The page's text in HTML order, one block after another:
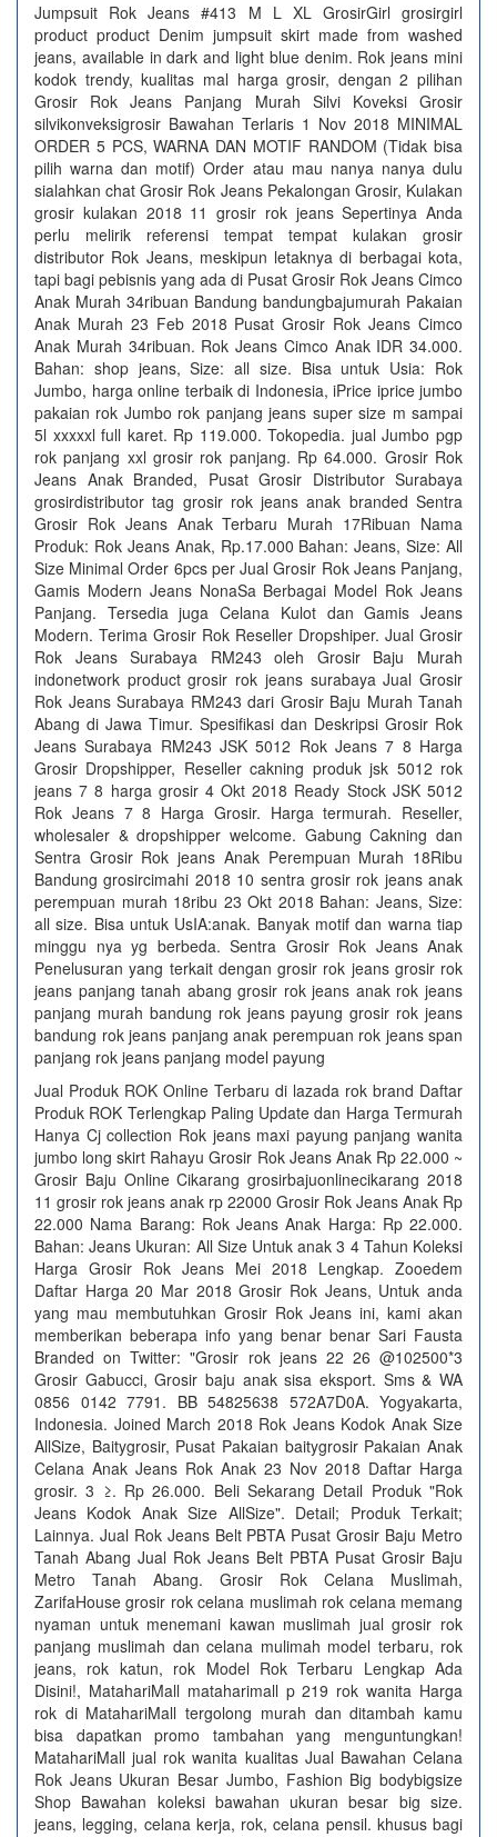
Jumpsuit Rok Jeans #413 M L XL GrosirGirl grosirgirl
product product Denim jumpsuit skirt made from washed
jeans, available in dark and light blue denim. Rok jeans mini
kodok trendy, kualitas mal harga grosir, dengan 2 pilihan
Grosir Rok Jeans Panjang Murah Silvi Koveksi Grosir
silvikonveksigrosir Bawahan Terlaris 1 Nov 2018 MINIMAL
ORDER 5 PCS, WARNA DAN MOTIF RANDOM (Tidak bisa
pilih warna dan motif) Order atau mau nanya nanya dulu
sialahkan chat Grosir Rok Jeans Pekalongan Grosir, Kulakan
grosir kulakan 2018 11 grosir rok jeans Sepertinya Anda
perlu melirik referensi tempat tempat kulakan grosir
distributor Rok Jeans, meskipun letaknya di berbagai kota,
tapi bagi pebisnis yang ada di Pusat Grosir Rok Jeans Cimco
Anak Murah 34ribuan Bandung bandungbajumurah Pakaian
Anak Murah 23 Feb 2018 Pusat Grosir Rok Jeans Cimco
Anak Murah 34ribuan. Rok Jeans Cimco Anak IDR 34.000.
Bahan: shop jeans, Size: all size. Bisa untuk Usia: Rok
Jumbo, harga online terbaik di Indonesia, iPrice iprice jumbo
pakaian rok Jumbo rok panjang jeans super size m sampai
5l xxxxxl full karet. Rp 119.000. Tokopedia. jual Jumbo pgp
rok panjang xxl grosir rok panjang. Rp 64.000. Grosir Rok
Jeans Anak Branded, Pusat Grosir Distributor Surabaya
grosirdistributor tag grosir rok jeans anak branded Sentra
Grosir Rok Jeans Anak Terbaru Murah 17Ribuan Nama
Produk: Rok Jeans Anak, Rp.17.000 Bahan: Jeans, Size: All
Size Minimal Order 6pcs per Jual Grosir Rok Jeans Panjang,
Gamis Modern Jeans NonaSa Berbagai Model Rok Jeans
Panjang. Tersedia juga Celana Kulot dan Gamis Jeans
Modern. Terima Grosir Rok Reseller Dropshiper. Jual Grosir
Rok Jeans Surabaya RM243 oleh Grosir Baju Murah
indonetwork product grosir rok jeans surabaya Jual Grosir
Rok Jeans Surabaya RM243 dari Grosir Baju Murah Tanah
Abang di Jawa Timur. Spesifikasi dan Deskripsi Grosir Rok
Jeans Surabaya RM243 JSK 5012 Rok Jeans 7 8 Harga
Grosir Dropshipper, Reseller cakning produk jsk 5012 rok
jeans 7 8 harga grosir 4 Okt 2018 Ready Stock JSK 5012
Rok Jeans 7 8 Harga Grosir. Harga termurah. Reseller,
wholesaler & dropshipper welcome. Gabung Cakning dan
Sentra Grosir Rok jeans Anak Perempuan Murah 18Ribu
Bandung grosircimahi 2018 10 sentra grosir rok jeans anak
perempuan murah 18ribu 23 Okt 2018 Bahan: Jeans, Size:
all size. Bisa untuk UsIA:anak. Banyak motif dan warna tiap
minggu nya yg berbeda. Sentra Grosir Rok Jeans Anak
Penelusuran yang terkait dengan grosir rok jeans grosir rok
jeans panjang tanah abang grosir rok jeans anak rok jeans
panjang murah bandung rok jeans payung grosir rok jeans
bandung rok jeans panjang anak perempuan rok jeans span
panjang rok jeans panjang model payung
Jual Produk ROK Online Terbaru di lazada rok brand Daftar
Produk ROK Terlengkap Paling Update dan Harga Termurah
Hanya Cj collection Rok jeans maxi payung panjang wanita
jumbo long skirt Rahayu Grosir Rok Jeans Anak Rp 22.000 ~
Grosir Baju Online Cikarang grosirbajuonlinecikarang 2018
11 grosir rok jeans anak rp 22000 Grosir Rok Jeans Anak Rp
22.000 Nama Barang: Rok Jeans Anak Harga: Rp 22.000.
Bahan: Jeans Ukuran: All Size Untuk anak 3 4 Tahun Koleksi
Harga Grosir Rok Jeans Mei 2018 Lengkap. Zooedem
Daftar Harga 20 Mar 2018 Grosir Rok Jeans, Untuk anda
yang mau membutuhkan Grosir Rok Jeans ini, kami akan
memberikan beberapa info yang benar benar Sari Fausta
Branded on Twitter: "Grosir rok jeans 22 26 @102500*3
Grosir Gabucci, Grosir baju anak sisa eksport. Sms & WA
0856 0142 7791. BB 54825638 572A7D0A. Yogyakarta,
Indonesia. Joined March 2018 Rok Jeans Kodok Anak Size
AllSize, Baitygrosir, Pusat Pakaian baitygrosir Pakaian Anak
Celana Anak Jeans Rok Anak 23 Nov 2018 Daftar Harga
grosir. 3 ≥. Rp 26.000. Beli Sekarang Detail Produk "Rok
Jeans Kodok Anak Size AllSize". Detail; Produk Terkait;
Lainnya. Jual Rok Jeans Belt PBTA Pusat Grosir Baju Metro
Tanah Abang Jual Rok Jeans Belt PBTA Pusat Grosir Baju
Metro Tanah Abang. Grosir Rok Celana Muslimah,
ZarifaHouse grosir rok celana muslimah rok celana memang
nyaman untuk menemani kawan muslimah jual grosir rok
panjang muslimah dan celana mulimah model terbaru, rok
jeans, rok katun, rok Model Rok Terbaru Lengkap Ada
Disini!, MatahariMall mataharimall p 219 rok wanita Harga
rok di MatahariMall tergolong murah dan ditambah kamu
bisa dapatkan promo tambahan yang menguntungkan!
MatahariMall jual rok wanita kualitas Jual Bawahan Celana
Rok Jeans Ukuran Besar Jumbo, Fashion Big bodybigsize
Shop Bawahan koleksi bawahan ukuran besar big size.
jeans, legging, celana kerja, rok, celana pensil. khusus bagi